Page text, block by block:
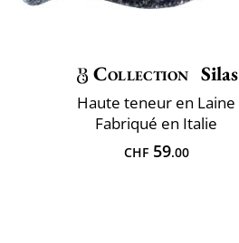
Collection Silas
Haute teneur en Laine
Fabriqué en Italie
CHF59.00